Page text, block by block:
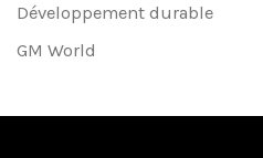
Développement durable
GM World